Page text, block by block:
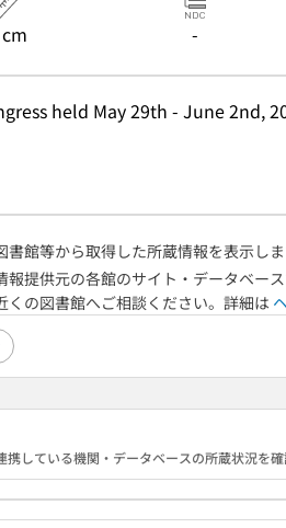
-
held May 29th - June 2nd,
館等から取得した所蔵情報を表示しま
提供元の各館のサイト・データベー
の図書館へご相談ください。詳細は
している機関・データベースの所蔵状況を確